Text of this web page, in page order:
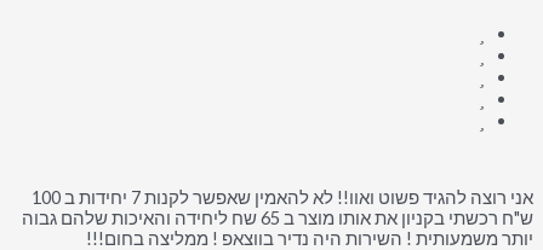
אני רוצה להגיד פשוט ואוו!! לא להאמין שאפשר לקנות 7 יחידות ב 100
ש"ח רכשתי בקניון את אותו מוצר ב 65 שח ליחידה והאיכות שלהם גבוה
יותר משמעותית ! השירות היה נדיר בווצאפ ! ממליצה בחום!!!